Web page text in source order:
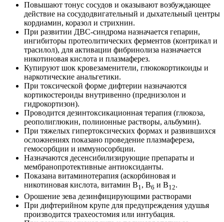
Повышают тонус сосудов и оказывают возбуждающее
действие на сосудодвигательный и дыхательный центры
кордиамин, коразол и стрихнин.
При развитии ДВС-синдрома назначается гепарин,
ингибиторы протеолитических ферментов (контрикал и
трасилол), для активации фибринолиза назначается
никотиновая кислота и плазмаферез.
Купируют шок кровезаменители, глюкокортикоиды и
наркотические анальгетики.
При токсической форме дифтерии назначаются
кортикостероиды внутривенно (преднизолон и
гидрокортизон).
Проводится дезинтоксикационная терапия (глюкоза,
реополиглюкин, полиионные растворы, альбумин).
При тяжелых гипертоксических формах и развившихся
осложнениях показано проведение плазмафереза,
гемосорбции и иммуносорбции.
Назначаются десенсибилизирующие препараты и
мембранопротективные антиоксиданты.
Показана витаминотерапия (аскорбиновая и
никотиновая кислота, витамин В1, В6 и В12.
Орошение зева дезинфицирующими растворами
При дифтерийном крупе для предупреждения удушья
производится трахеостомия или интубация.